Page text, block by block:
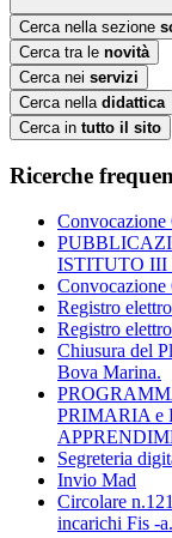
Cerca nella sezione
Cerca tra le novità
Cerca nei servizi
Cerca nella didattica
Cerca in tutto il sito
Ricerche
ISTITUTO III
Registro
Registro
Chiusura del
Bova Marina.
PRIMARIA e
Segreteria
Invio Mad
Circolare
incarichi Fis -